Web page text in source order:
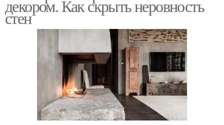
декором. Как скрыть неровность
стен